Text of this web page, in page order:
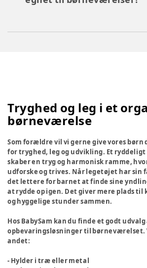
Tryghed og leg i et
børneværelse
Som forældre vil vi gerne give vores børn
for tryghed, leg og udvikling. Et
skaber en tryg og harmonisk ramme,
udforske og trives. Når legetøjet har sin
det lettere for barnet at finde sine
at rydde op igen. Det giver mere plads
og hyggelige stunder sammen.
Hos BabySam kan du finde et godt
opbevaringsløsninger til børneværelset.
andet:
- Hylder i træ eller metal